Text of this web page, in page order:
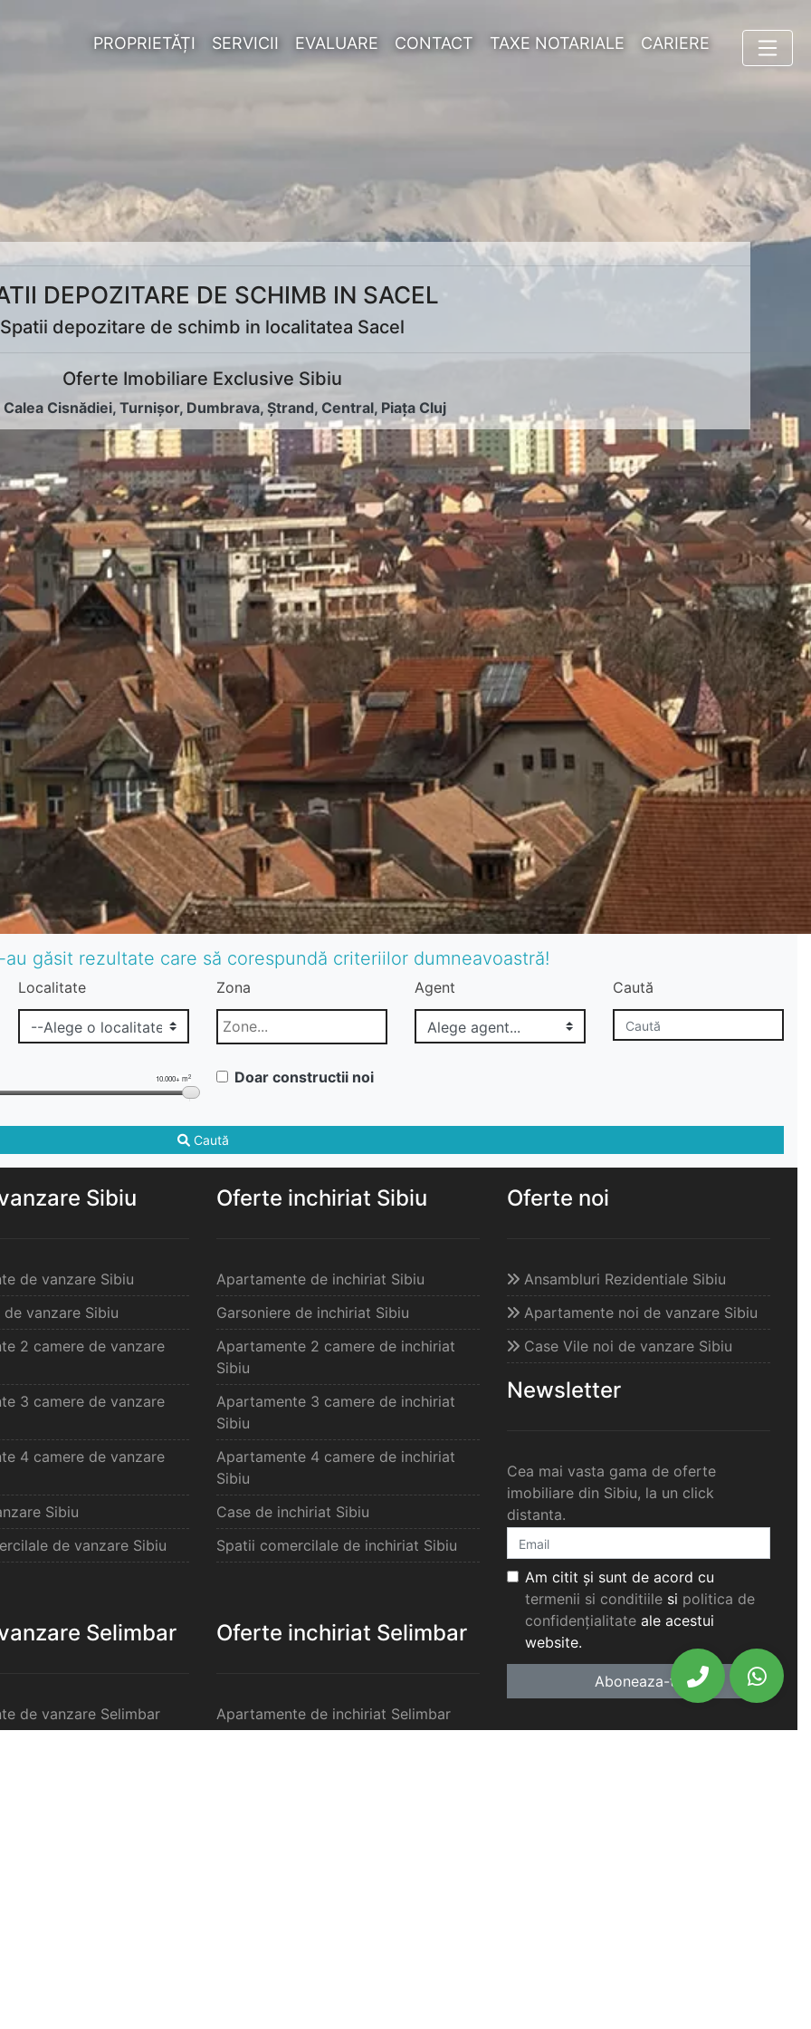
PROPRIETĂȚI SERVICII EVALUARE CONTACT TAXE NOTARIALE CARIERE
DEPOZITARE DE SCHIMB IN SACEL
Spatii depozitare de schimb in localitatea Sacel
Oferte Imobiliare Exclusive Sibiu
Calea Cisnădiei,Turnișor, Dumbrava,Ștrand,Central, Piața Cluj
găsit rezultate care să corespundă criteriilor dumneavoastră!
Localitate Zona Agent Caută
10.000+ m2 Doar constructii noi
Caută
Sibiu
de vanzare Sibiu
de vanzare Sibiu
2 camere de vanzare
3 camere de vanzare
4 camere de vanzare
Sibiu
de vanzare Sibiu
Selimbar
de vanzare Selimbar
Oferte inchiriat Sibiu
Apartamente de inchiriat Sibiu
Garsoniere de inchiriat Sibiu
Apartamente 2 camere de inchiriat
Sibiu
Apartamente 3 camere de inchiriat
Sibiu
Apartamente 4 camere de inchiriat
Sibiu
Case de inchiriat Sibiu
Spatii comercilale de inchiriat Sibiu
Oferte inchiriat Selimbar
Apartamente de inchiriat Selimbar
Oferte noi
Ansambluri Rezidentiale Sibiu
Apartamente noi de vanzare Sibiu
Case Vile noi de vanzare Sibiu
Newsletter
Cea mai vasta gama de oferte
imobiliare din Sibiu, la un click
distanta.
Am citit și sunt de acord cu
termenii si conditiile si politica de
confidențialitate ale acestui
website.
Aboneaza-te